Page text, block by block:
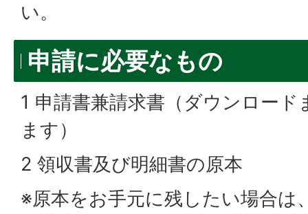
い。
申請に必要なもの
1 申請書兼請求書（ダウンロー
ます）
2 領収書及び明細書の原本
※原本をお手元に残したい場合は